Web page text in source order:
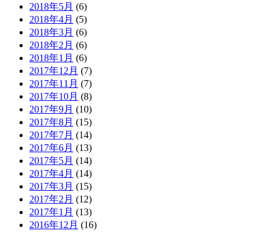
2018年5月 (6)
2018年4月 (5)
2018年3月 (6)
2018年2月 (6)
2018年1月 (6)
2017年12月 (7)
2017年11月 (7)
2017年10月 (8)
2017年9月 (10)
2017年8月 (15)
2017年7月 (14)
2017年6月 (13)
2017年5月 (14)
2017年4月 (14)
2017年3月 (15)
2017年2月 (12)
2017年1月 (13)
2016年12月 (16)